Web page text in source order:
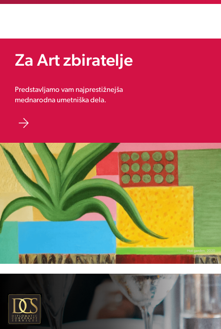
Za Art zbiratelje
Predstavljamo vam najprestižnejša
mednarodna umetniška dela.